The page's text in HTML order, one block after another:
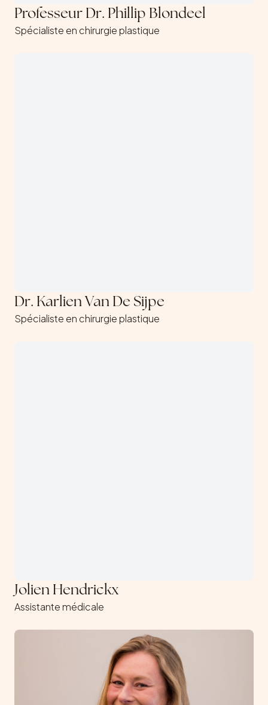
Professeur Dr. Phillip Blondeel
Spécialiste en chirurgie plastique
Dr. Karlien Van De Sijpe
Spécialiste en chirurgie plastique
Jolien Hendrickx
Assistante médicale